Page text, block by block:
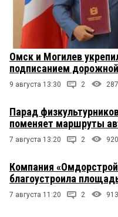
Омск и Могилев
подписанием
9 августа 13:30 2 287
Парад
поменяет маршруты
7 августа 13:20 2 920
Компания
благоустроила
7 августа 11:20 2 913